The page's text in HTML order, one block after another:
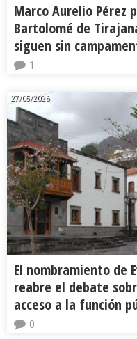
Marco Aurelio Pérez
Bartolomé de
siguen sin
1
27/05/2026
El nombramiento de
reabre el debate
acceso a la función
0